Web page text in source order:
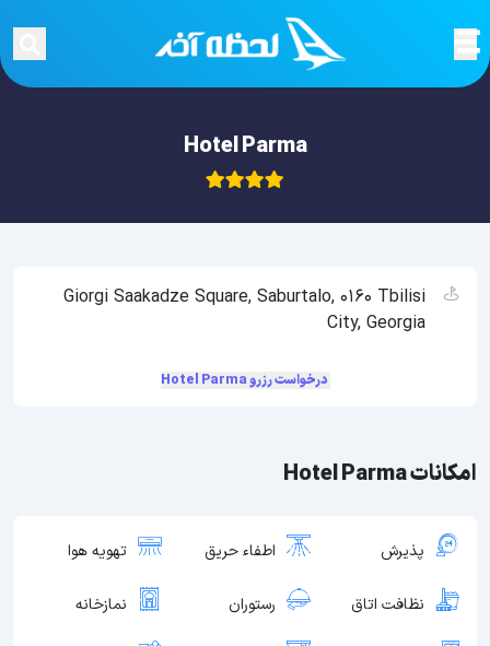
Hotel Parma
امکانات Hotel Parma
پذیرش اطفاء حریق تهویه هوا
نظافت اتاق رستوران نمازخانه
Giorgi Saakadze Square, Saburtalo, 0160 Tbilisi
City, Georgia
درخواست رزرو Hotel Parma